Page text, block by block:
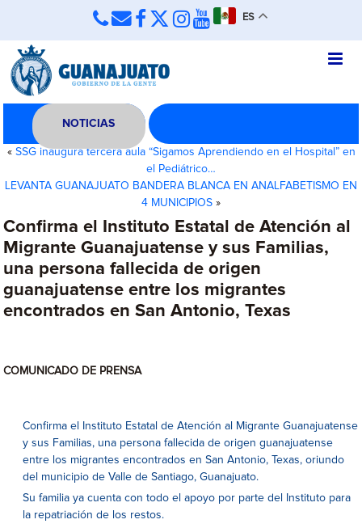
ES
NOTICIAS
« SSG inaugura tercera aula “Sigamos Aprendiendo en el Hospital” en
el Pediátrico…
LEVANTA GUANAJUATO BANDERA BLANCA EN ANALFABETISMO EN
4 MUNICIPIOS »
Confirma el Instituto Estatal de Atención al
Migrante Guanajuatense y sus Familias,
una persona fallecida de origen
guanajuatense entre los migrantes
encontrados en San Antonio, Texas
COMUNICADO DE PRENSA
Confirma el Instituto Estatal de Atención al Migrante Guanajuatense
y sus Familias, una persona fallecida de origen guanajuatense
entre los migrantes encontrados en San Antonio, Texas, oriundo
del municipio de Valle de Santiago, Guanajuato.
Su familia ya cuenta con todo el apoyo por parte del Instituto para
la repatriación de los restos.